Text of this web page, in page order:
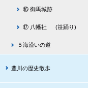
⑯ 御馬城跡
⑰ 八幡社 (笹踊り)
５海沿いの道 (大
豊川の歴史散歩 （平